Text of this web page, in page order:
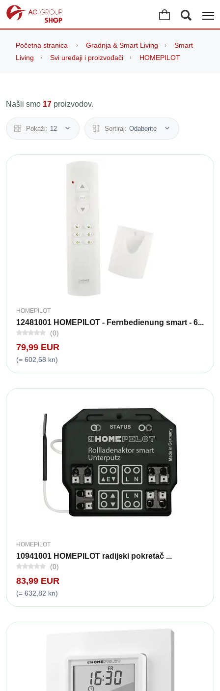
Početna stranica Gradnja & Smart Living
Smart
Living
Svi uređaji i proizvođači HOMEPILOT
Našli smo 17 proizvodov.
Pokaži: 12 Sortiraj: Odaberite
HOMEPILOT
12481001 HOMEPILOT - Fernbedienung smart - 6...
(0)
79,99 EUR
(= 602,68 kn)
HOMEPILOT
10941001 HOMEPILOT radijski pokretač ...
(0)
83,99 EUR
(= 632,82 kn)